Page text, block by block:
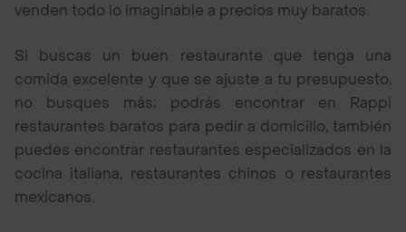
venden todo lo imaginable a precios muy baratos.
Si buscas un buen restaurante que tenga una
comida excelente y que se ajuste a tu presupuesto,
no busques más; podrás encontrar en Rappi
restaurantes baratos para pedir a domicilio, también
puedes encontrar restaurantes especializados en la
cocina italiana, restaurantes chinos o restaurantes
mexicanos.